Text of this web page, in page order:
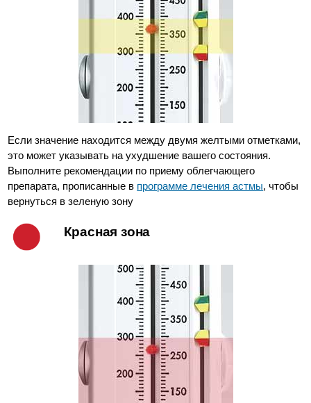
Если значение находится между двумя желтыми отметками,
это может указывать на ухудшение вашего состояния.
Выполните рекомендации по приему облегчающего
препарата, прописанные в программе лечения астмы, чтобы
вернуться в зеленую зону
Красная зона